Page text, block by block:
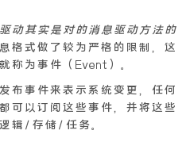
动其实是对的消息驱动方法的
格式做了较为严格的限制，这
称为事件（Event）。
布事件来表示系统变更，任何
可以订阅这些事件，并将这些
辑/存储/任务。